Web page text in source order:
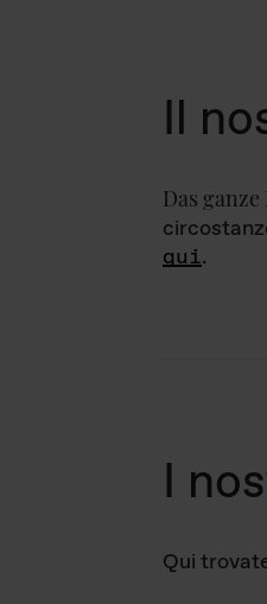
Il
Das ganze
qui.
I
Qui